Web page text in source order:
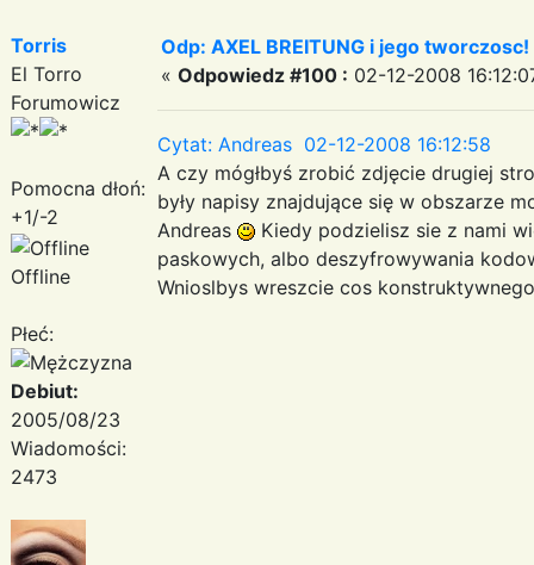
Torris
El Torro
Forumowicz
Pomocna dłoń:
+1/-2
Offline
Płeć:
Debiut:
2005/08/23
Wiadomości:
2473
Odp: AXEL BREITUNG i jego
« Odpowiedz #100 : 02-12-2008
Cytat: Andreas 02-12-2008 16:12:58
A czy mógłbyś zrobić zdjęcie drugiej
były napisy znajdujące się w obszarze
Andreas
Kiedy podzielisz sie z nami
paskowych, albo deszyfrowywania
Wnioslbys wreszcie cos